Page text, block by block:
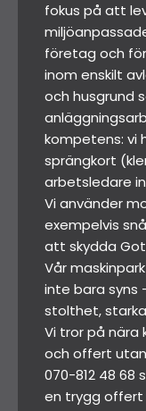
fokus på att
företag och
inom enskilt
och husgrund
kompetens: vi
sprängkort
arbetsledare
Vi använder
exempelvis
att skydda
Vår
inte bara syns
stolthet,
Vi tror på nära
och offert
070-812 48 68
en trygg